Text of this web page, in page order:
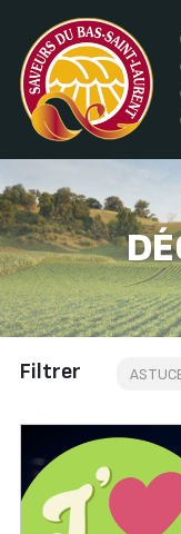
Filtrer